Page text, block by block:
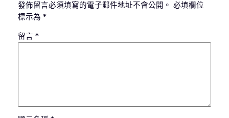
發佈留言必須填寫的電子郵件地址不會公開。 必填欄位
標示為 *
留言 *